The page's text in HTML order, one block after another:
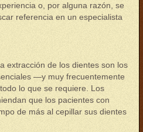
o, por alguna razón, se
referencia en un especialista
extracción de los dientes son los
—y muy frecuentemente
lo que se requiere. Los
que los pacientes con
de más al cepillar sus dientes